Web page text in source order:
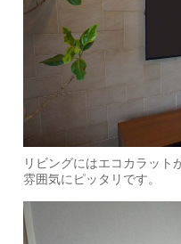
リビングにはエコカラット
雰囲気にピッタリです。